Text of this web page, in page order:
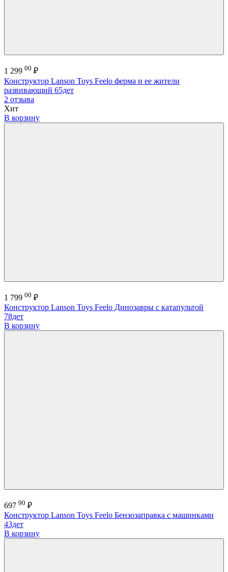
1 299 00 ₽
Конструктор Lanson Toys Feelo ферма и ее жители
развивающий 65дет
2 отзыва
Хит
В корзину
1 799 00 ₽
Конструктор Lanson Toys Feelo Динозавры с катапультой
78дет
В корзину
697 90 ₽
Конструктор Lanson Toys Feelo Бензозаправка с машинками
43дет
В корзину